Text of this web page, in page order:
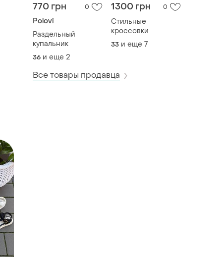
770 грн 0
Polovi
Раздельный
купальник
36 и еще 2
1300 грн 0
Стильные
кроссовки
33 и еще 7
Все товары продавца